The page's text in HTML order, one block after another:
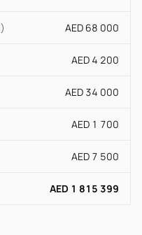
AED 68 000
AED 4 200
AED 34 000
AED 1 700
AED 7 500
AED 1 815 399